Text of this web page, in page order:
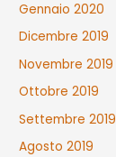
Gennaio 2020
Dicembre 2019
Novembre 2019
Ottobre 2019
Settembre 2019
Agosto 2019